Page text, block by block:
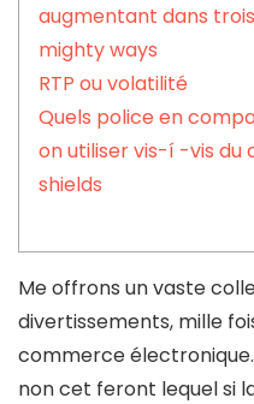
augmentant dans
mighty ways
RTP ou volatilité
Quels police en
on utiliser vis-í -vis du
shields
Me offrons un vaste
divertissements, mille
commerce
non cet feront lequel si